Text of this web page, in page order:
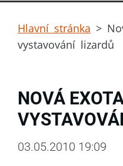
Hlavní stránka >
vystavování lizardů
NOVÁ
03.05.2010 19:09